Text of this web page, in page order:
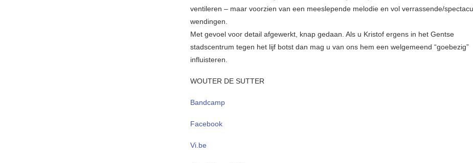
ventileren – maar voorzien van een meeslepende melodie en vol verrassende/
wendingen.
Met gevoel voor detail afgewerkt, knap gedaan. Als u Kristof ergens in het Gentse
stadscentrum tegen het lijf botst dan mag u van ons hem een welgemeend “goebezig”
influisteren.
WOUTER DE SUTTER
Bandcamp
Facebook
Vi.be